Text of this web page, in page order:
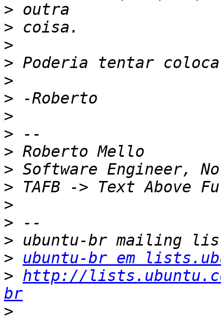
>
>
>
>
>
>
>
>
>
>
>
>
>
>
>
ubuntu-br em
> http://
br
>